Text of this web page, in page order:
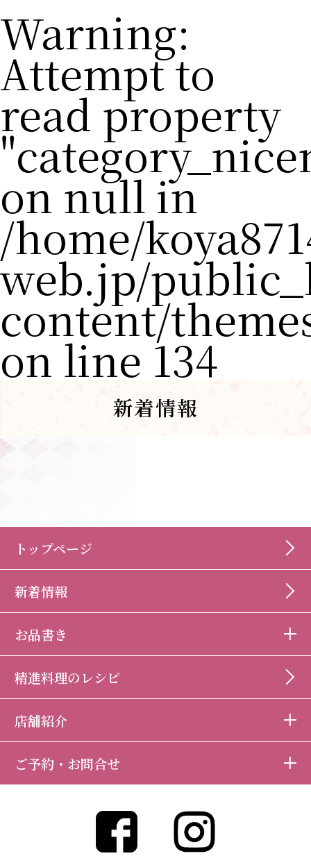
Warning:
Attempt to
read property
on null in
/home/
web.jp/
content/
on line 134
新着情報
トップページ
新着情報
お品書き
精進料理のレシピ
店舗紹介
ご予約・お問合せ